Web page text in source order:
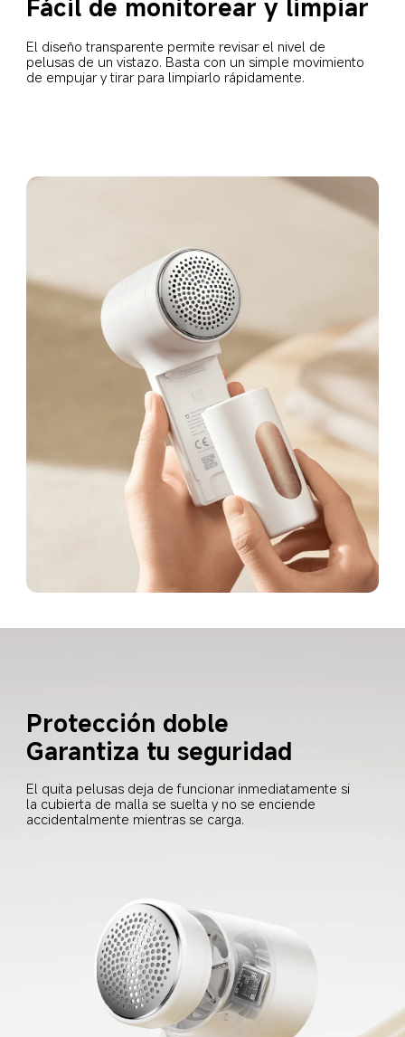
Fácil de monitorear y limpiar
El diseño transparente permite revisar el nivel de
pelusas de un vistazo. Basta con un simple movimiento
de empujar y tirar para limpiarlo rápidamente.
Protección doble
Garantiza tu seguridad
El quita pelusas deja de funcionar inmediatamente si
la cubierta de malla se suelta y no se enciende
accidentalmente mientras se carga.